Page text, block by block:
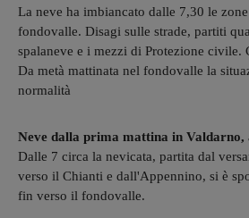
La neve ha imbiancato dalle 7,30 le
fondovalle. Disagi sulle strade, partiti
spalaneve e i mezzi di Protezione civile.
Da metà mattinata nel fondovalle la
normalità
Neve dalla prima mattina in Valdarno,
Dalle 7 circa la nevicata, partita dal
verso il Chianti e dall'Appennino, si è
fin verso il fondovalle.